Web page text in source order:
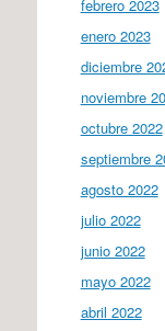
febrero 2023
enero 2023
diciembre
noviembre
octubre 2022
septiembre
agosto 2022
julio 2022
junio 2022
mayo 2022
abril 2022